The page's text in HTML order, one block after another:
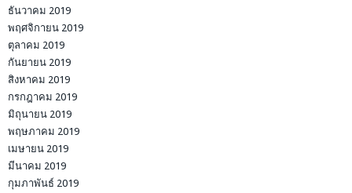
ธันวาคม 2019
พฤศจิกายน 2019
ตุลาคม 2019
กันยายน 2019
สิงหาคม 2019
กรกฎาคม 2019
มิถุนายน 2019
พฤษภาคม 2019
เมษายน 2019
มีนาคม 2019
กุมภาพันธ์ 2019